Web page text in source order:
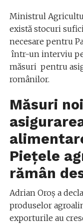
Ministrul
există stocuri
necesare pentru
într-un interviu
măsuri pentru
românilor.
Măsuri
Pieţele
rămân
Adrian Oroș a
produselor
exporturile au